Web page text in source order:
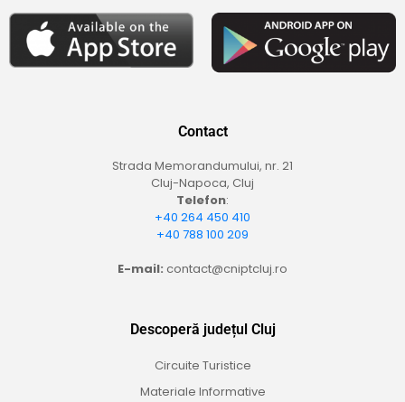
Contact
Strada Memorandumului, nr. 21
Cluj-Napoca, Cluj
Telefon:
+40 264 450 410
+40 788 100 209
E-mail: contact@cniptcluj.ro
Descoperă județul Cluj
Circuite Turistice
Materiale Informative